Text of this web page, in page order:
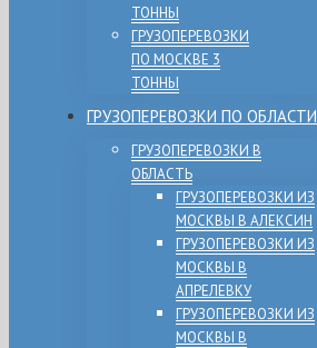
ТОННЫ
ГРУЗОПЕРЕВОЗКИ
ПО МОСКВЕ 3
ТОННЫ
ГРУЗОПЕРЕВОЗКИ ПО ОБЛАСТИ
ГРУЗОПЕРЕВОЗКИ В
ОБЛАСТЬ
ГРУЗОПЕРЕВОЗКИ ИЗ
МОСКВЫ В АЛЕКСИН
ГРУЗОПЕРЕВОЗКИ ИЗ
МОСКВЫ В
АПРЕЛЕВКУ
ГРУЗОПЕРЕВОЗКИ ИЗ
МОСКВЫ В